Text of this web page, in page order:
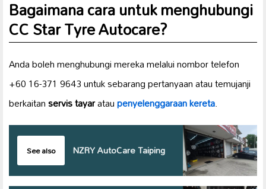
Bagaimana cara untukmenghubungi
CC Star Tyre Autocare?
Anda boleh menghubungi mereka melalui nombor telefon
+60 16-371 9643 untuk sebarang pertanyaan atau temujanji
berkaitanservis tayarataupenyelenggaraan kereta.
See also NZRY AutoCare Taiping